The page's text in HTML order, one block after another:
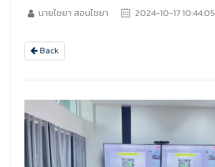
นายไชยา สอนไชยา 2024-10-17 10:44:05
Back